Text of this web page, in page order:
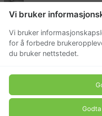
Vi bruker
Vi bruker
for å forbedre
du bruker nettstedet.